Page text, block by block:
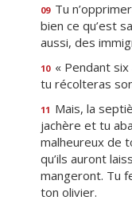
09 Tu
bien ce qu’est
aussi, des
10 « Pendant
tu récolteras
11 Mais, la
jachère et tu
malheureux de
qu’ils auront
mangeront. Tu
ton olivier.